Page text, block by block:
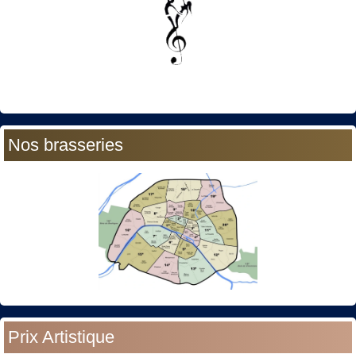
Nos brasseries
Prix Artistique